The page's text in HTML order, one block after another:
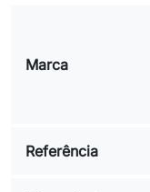
Marca
Referência